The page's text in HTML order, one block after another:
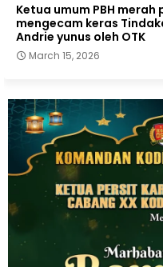
Ketua umum PBH
mengecam keras
Andrie yunus oleh OTK
March 15, 2026